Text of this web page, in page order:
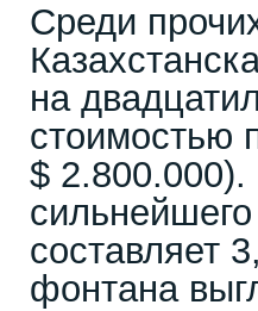
Среди
на
стоимостью
$
составляет
фонтана